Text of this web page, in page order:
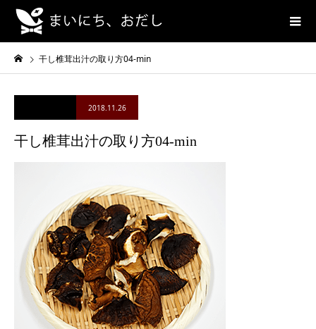
干し椎茸出汁の取り方04-min
2018.11.26
干し椎茸出汁の取り方04-min